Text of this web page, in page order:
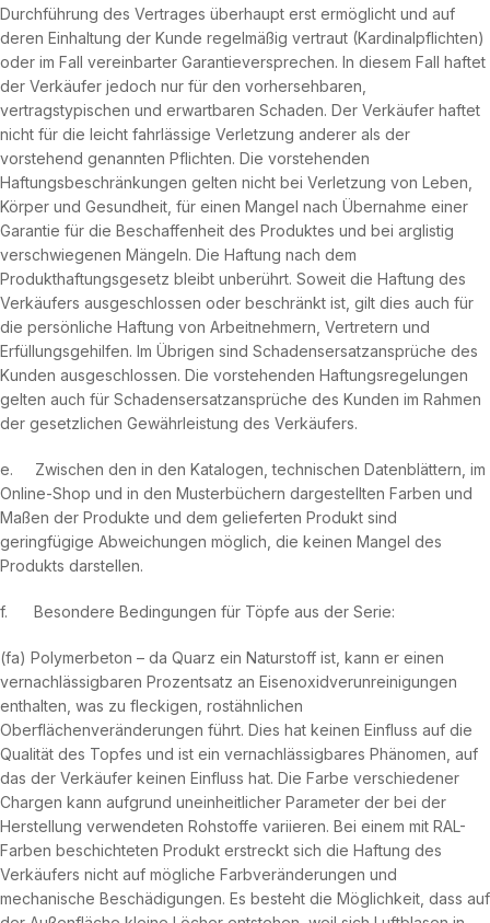
Durchführung des Vertrages überhaupt erst ermöglicht und auf
deren Einhaltung der Kunde regelmäßig vertraut (Kardinalpflichten)
oder im Fall vereinbarter Garantieversprechen. In diesem Fall haftet
der Verkäufer jedoch nur für den vorhersehbaren,
vertragstypischen und erwartbaren Schaden. Der Verkäufer haftet
nicht für die leicht fahrlässige Verletzung anderer als der
vorstehend genannten Pflichten. Die vorstehenden
Haftungsbeschränkungen gelten nicht bei Verletzung von Leben,
Körper und Gesundheit, für einen Mangel nach Übernahme einer
Garantie für die Beschaffenheit des Produktes und bei arglistig
verschwiegenen Mängeln. Die Haftung nach dem
Produkthaftungsgesetz bleibt unberührt. Soweit die Haftung des
Verkäufers ausgeschlossen oder beschränkt ist, gilt dies auch für
die persönliche Haftung von Arbeitnehmern, Vertretern und
Erfüllungsgehilfen. Im Übrigen sind Schadensersatzansprüche des
Kunden ausgeschlossen. Die vorstehenden Haftungsregelungen
gelten auch für Schadensersatzansprüche des Kunden im Rahmen
der gesetzlichen Gewährleistung des Verkäufers.
e. Zwischen den in den Katalogen, technischen Datenblättern, im
Online-Shop und in den Musterbüchern dargestellten Farben und
Maßen der Produkte und dem gelieferten Produkt sind
geringfügige Abweichungen möglich, die keinen Mangel des
Produkts darstellen.
f. Besondere Bedingungen für Töpfe aus der Serie:
(fa) Polymerbeton – da Quarz ein Naturstoff ist, kann er einen
vernachlässigbaren Prozentsatz an Eisenoxidverunreinigungen
enthalten, was zu fleckigen, rostähnlichen
Oberflächenveränderungen führt. Dies hat keinen Einfluss auf die
Qualität des Topfes und ist ein vernachlässigbares Phänomen, auf
das der Verkäufer keinen Einfluss hat. Die Farbe verschiedener
Chargen kann aufgrund uneinheitlicher Parameter der bei der
Herstellung verwendeten Rohstoffe variieren. Bei einem mit RAL-
Farben beschichteten Produkt erstreckt sich die Haftung des
Verkäufers nicht auf mögliche Farbveränderungen und
mechanische Beschädigungen. Es besteht die Möglichkeit, dass auf